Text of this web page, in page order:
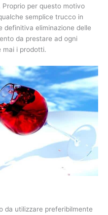
per questo motivo
semplice trucco in
definitiva eliminazione delle
da prestare ad ogni
mai i prodotti.
da utilizzare preferibilmente